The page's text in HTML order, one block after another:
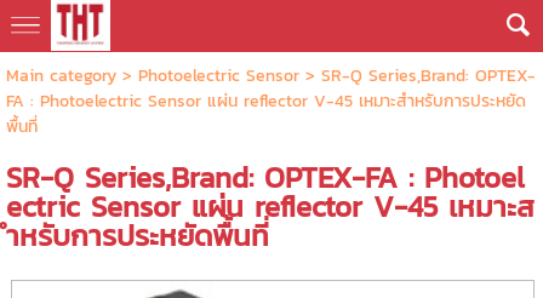
Main category> Photoelectric Sensor> SR-Q Series,Brand: OPTEX-
FA : Photoelectric Sensor แผ่น reflector V-45 เหมาะสำหรับการประหยัด
พื้นที่
SR-Q Series,Brand: OPTEX-FA : Photoel
ectric Sensor แผ่น reflector V-45 เหมาะส
ำหรับการประหยัดพื้นที่